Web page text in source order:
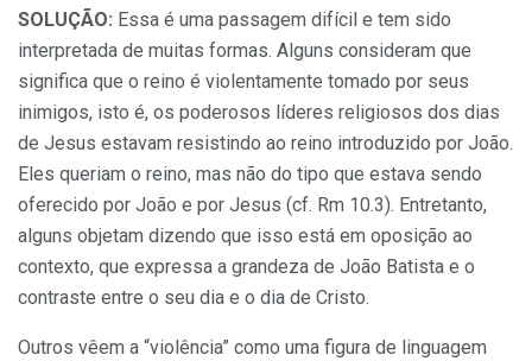
SOLUÇÃO: Essa é uma passagem difícil e tem sido
interpretada de muitas formas. Alguns consideram que
significa que o reino é violentamente tomado por seus
inimigos, isto é, os poderosos líderes religiosos dos dias
de Jesus estavam resistindo ao reino introduzido por João.
Eles queriam o reino, mas não do tipo que estava sendo
oferecido por João e por Jesus (cf. Rm 10.3). Entretanto,
alguns objetam dizendo que isso está em oposição ao
contexto, que expressa a grandeza de João Batista e o
contraste entre o seu dia e o dia de Cristo.
Outros vêem a “violência” como uma figura de linguagem